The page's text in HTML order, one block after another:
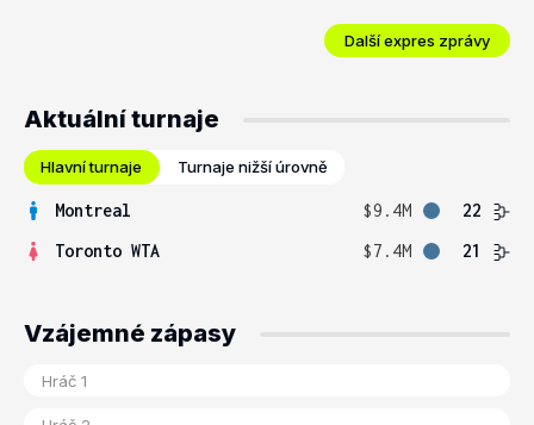
Další expres zprávy
Aktuální turnaje
Hlavní turnaje Turnaje nižší úrovně
Montreal $9.4M
22
Toronto WTA
$7.4M 21
Vzájemné zápasy